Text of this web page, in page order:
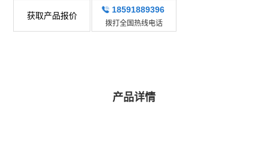
获取产品报价
18591889396
拨打全国热线电话
产品详情